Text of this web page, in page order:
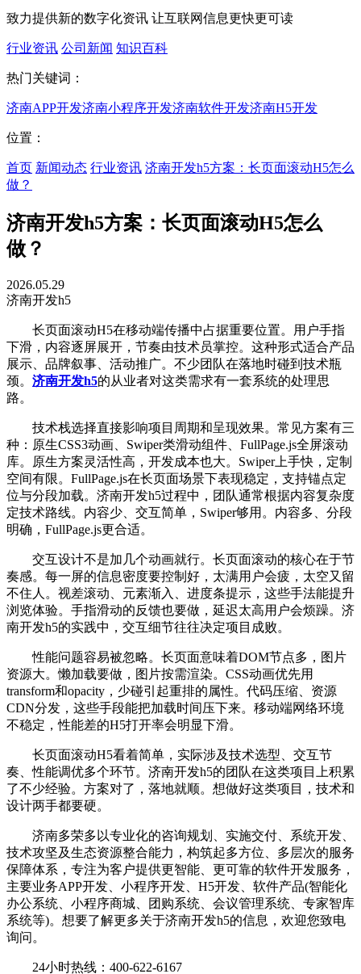
致力提供新的数字化资讯 让互联网信息更快更可读
行业资讯 公司新闻 知识百科
热门关键词：
济南APP开发济南小程序开发济南软件开发济南H5开发
位置：
首页 新闻动态 行业资讯 济南开发h5方案：长页面滚动H5怎么
做？
济南开发h5方案：长页面滚动H5怎么
做？
2026.05.29
济南开发h5
长页面滚动H5在移动端传播中占据重要位置。用户手指
下滑，内容逐屏展开，节奏由技术员掌控。这种形式适合产品
展示、品牌叙事、活动推广。不少团队在落地时碰到技术瓶
颈。 济南开发h5的从业者对这类需求有一套系统的处理思
路。
技术栈选择直接影响项目周期和呈现效果。常见方案有三
种：原生CSS3动画、Swiper类滑动组件、FullPage.js全屏滚动
库。原生方案灵活性高，开发成本也大。Swiper上手快，定制
空间有限。FullPage.js在长页面场景下表现稳定，支持锚点定
位与分段加载。济南开发h5过程中，团队通常根据内容复杂度
定技术路线。内容少、交互简单，Swiper够用。内容多、分段
明确，FullPage.js更合适。
交互设计不是加几个动画就行。长页面滚动的核心在于节
奏感。每一屏的信息密度要控制好，太满用户会疲，太空又留
不住人。视差滚动、元素渐入、进度条提示，这些手法能提升
浏览体验。手指滑动的反馈也要做，延迟太高用户会烦躁。济
南开发h5的实践中，交互细节往往决定项目成败。
性能问题容易被忽略。长页面意味着DOM节点多，图片
资源大。懒加载要做，图片按需渲染。CSS动画优先用
transform和opacity，少碰引起重排的属性。代码压缩、资源
CDN分发，这些手段能把加载时间压下来。移动端网络环境
不稳定，性能差的H5打开率会明显下滑。
长页面滚动H5看着简单，实际涉及技术选型、交互节
奏、性能调优多个环节。济南开发h5的团队在这类项目上积累
了不少经验。方案对了，落地就顺。想做好这类项目，技术和
设计两手都要硬。
济南多荣多以专业化的咨询规划、实施交付、系统开发、
技术攻坚及生态资源整合能力，构筑起多方位、多层次的服务
保障体系，专注为客户提供更智能、更可靠的软件开发服务，
主要业务APP开发、小程序开发、H5开发、软件产品(智能化
办公系统、小程序商城、团购系统、会议管理系统、专家智库
系统等)。想要了解更多关于济南开发h5的信息，欢迎您致电
询问。
24小时热线：400-622-6167